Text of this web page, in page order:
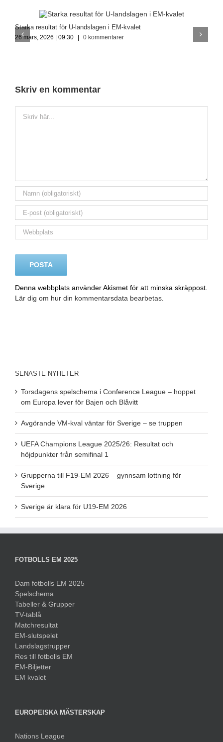
Starka resultat för U-landslagen i EM-kvalet
26 mars, 2026 | 09:30 | 0 kommentarer
Skriv en kommentar
Denna webbplats använder Akismet för att minska skräppost.
Lär dig om hur din kommentarsdata bearbetas
SENASTE NYHETER
Torsdagens spelschema i Conference League – hoppet
om Europa lever för Bajen och Blåvitt
Avgörande VM-kval väntar för Sverige – se truppen
UEFA Champions League 2025/26: Resultat och
höjdpunkter från semifinal 1
Grupperna till F19-EM 2026 – gynnsam lottning för
Sverige
Sverige är klara för U19-EM 2026
FOTBOLLS EM 2025
Dam fotbolls EM 2025
Spelschema
Tabeller & Grupper
TV-tablå
Matchresultat
EM-slutspelet
Landslagstrupper
Res till fotbolls EM
EM-Biljetter
EM kvalet
EUROPEISKA MÄSTERSKAP
Nations League